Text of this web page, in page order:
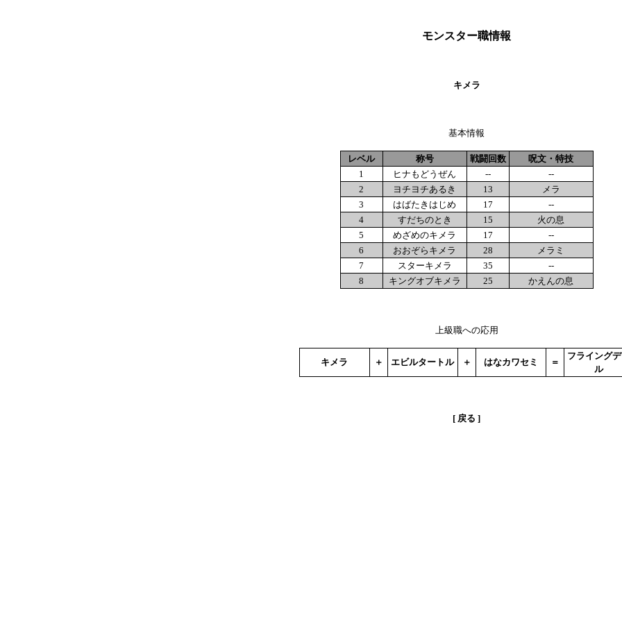
モンスター職情報
キメラ
基本情報
レベル 称号 戦闘回数
呪文・特技
1
ヒナもどうぜん --
--
2
ヨチヨチあるき 13
メラ
3
はばたきはじめ 17
--
4
すだちのとき 15
火の息
5
めざめのキメラ 17
--
6
おおぞらキメラ 28
メラミ
7
スターキメラ 35
--
8
キングオブキメラ 25 かえんの息
上級職への応用
キメラ ＋ エビルタートル ＋ はなカワセミ ＝
フライング
ル
[ 戻る ]